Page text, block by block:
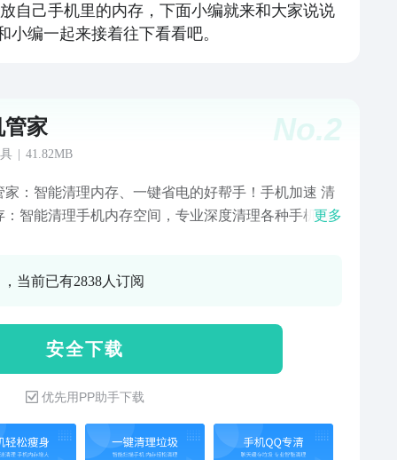
自己手机里的内存，下面小编就来和大家说说
编一起来接着往下看看吧。
No.2
管家
41.82MB
家：智能清理内存、一键省电的好帮手！手机加速 清
：智能清理手机内存空间，专业深度清理各种手机缓
理专家！
更多
当前已有2838人订阅
安 全 下 载
优先用PP助手下载